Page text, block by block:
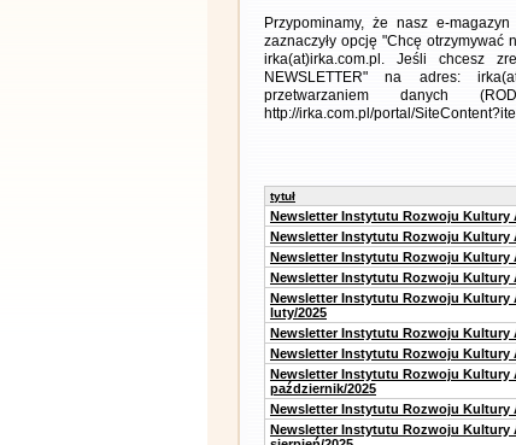
Przypominamy, że nasz e-
zaznaczyły opcję "Chcę otrzymywać
irka(at)irka.com.pl. Jeśli chcesz
NEWSLETTER" na adres:
przetwarzaniem danych
http://irka.com.pl/portal/
tytuł
Newsletter Instytutu Rozwoju Kultury
Newsletter Instytutu Rozwoju Kultury
Newsletter Instytutu Rozwoju Kultury
Newsletter Instytutu Rozwoju Kultury
Newsletter Instytutu Rozwoju Kultury
luty/2025
Newsletter Instytutu Rozwoju Kultury
Newsletter Instytutu Rozwoju Kultury
Newsletter Instytutu Rozwoju Kultury
październik/2025
Newsletter Instytutu Rozwoju Kultury
Newsletter Instytutu Rozwoju Kultury